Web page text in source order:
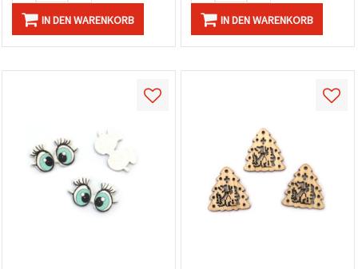
IN DEN WARENKORB IN DEN WARENKORB